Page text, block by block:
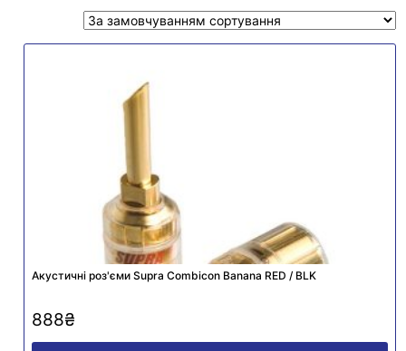
Акустичні роз'єми Supra Combicon Banana RED / BLK
888₴